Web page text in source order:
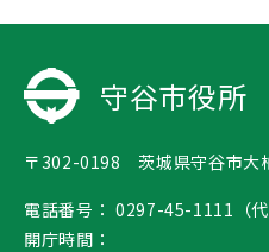
守谷市役所
〒302-0198 茨城県守谷市大
電話番号： 0297-45-1111（代
開庁時間：